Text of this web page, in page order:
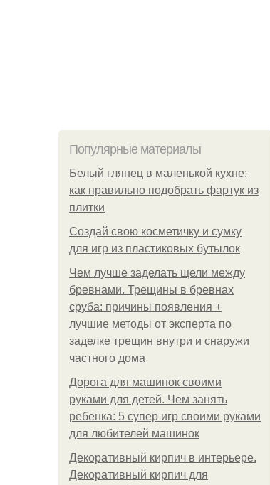
Популярные материалы
Белый глянец в маленькой кухне:
как правильно подобрать фартук из
плитки
Создай свою косметичку и сумку
для игр из пластиковых бутылок
Чем лучше заделать щели между
бревнами. Трещины в бревнах
сруба: причины появления +
лучшие методы от эксперта по
заделке трещин внутри и снаружи
частного дома
Дорога для машинок своими
руками для детей. Чем занять
ребенка: 5 супер игр своими руками
для любителей машинок
Декоративный кирпич в интерьере.
Декоративный кирпич для